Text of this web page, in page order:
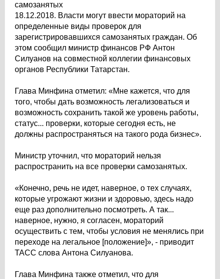
самозанятых
18.12.2018. Власти могут ввести мораторий на
определенные виды проверок для
зарегистрировавшихся самозанятых граждан. Об
этом сообщил министр финансов РФ Антон
Силуанов на совместной коллегии финансовых
органов Республики Татарстан.
Глава Минфина отметил: «Мне кажется, что для
того, чтобы дать возможность легализоваться и
возможность сохранить такой же уровень работы,
статус... проверки, которые сегодня есть, не
должны распространяться на такого рода бизнес».
Министр уточнил, что мораторий нельзя
распространить на все проверки самозанятых.
«Конечно, речь не идет, наверное, о тех случаях,
которые угрожают жизни и здоровью, здесь надо
еще раз дополнительно посмотреть. А так...
наверное, нужно, я согласен, мораторий
осуществить с тем, чтобы условия не менялись при
переходе на легальное [положение]», - приводит
ТАСС слова Антона Силуанова.
Глава Минфина также отметил, что для